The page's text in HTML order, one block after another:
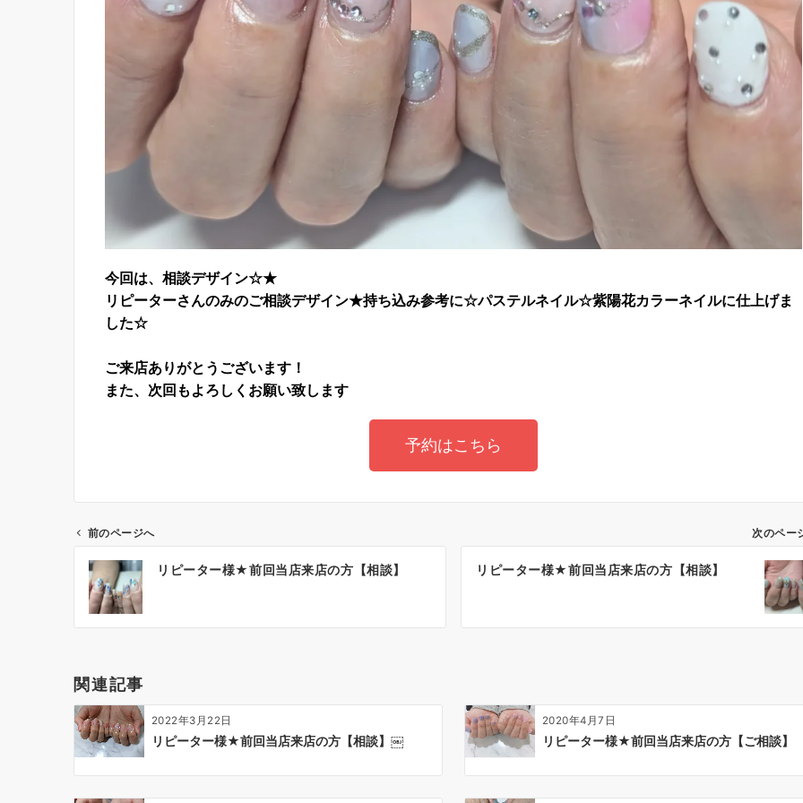
今回は、相談デザイン☆★
リピーターさんのみのご相談デザイン★持ち込み参考に☆パステルネイル☆紫陽花カラーネイルに仕上げま
した☆
ご来店ありがとうございます！
また、次回もよろしくお願い致します
予約はこちら
前のページへ
リピーター様★前回当店来店の方【相談】
次のペー
リピーター様★前回当店来店の方【相談】
関連記事
2022年3月22日
リピーター様★前回当店来店の方【相談】￼
2020年4月7日
リピーター様★前回当店来店の方【ご相談】